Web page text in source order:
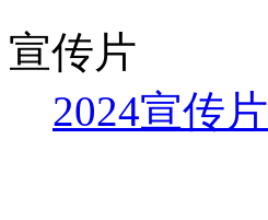
宣传片
2024宣传片